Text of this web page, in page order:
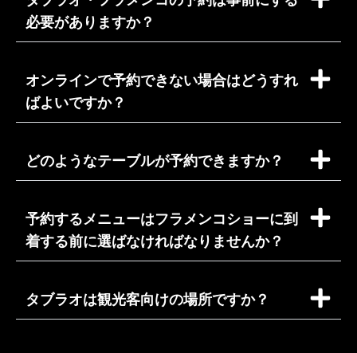
必要がありますか？
オンラインで予約できない場合はどうすれ
ばよいですか？
どのようなテーブルが予約できますか？
予約するメニューはフラメンコショーに到
着する前に選ばなければなりませんか？
タブラオは観光客向けの場所ですか？